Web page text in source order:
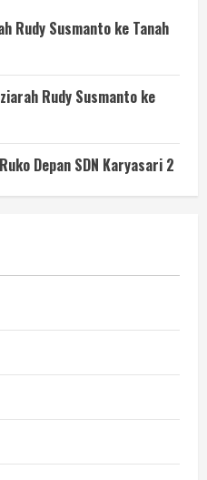
Rudy Susmanto ke Tanah
Rudy Susmanto ke
Depan SDN Karyasari 2